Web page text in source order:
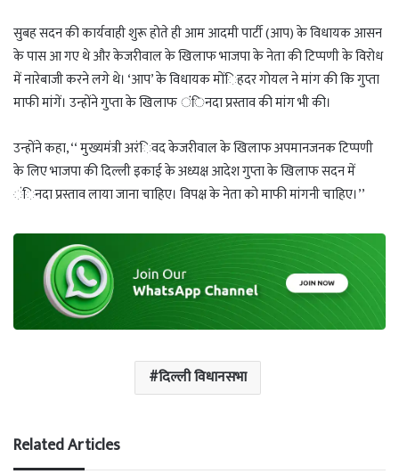
सुबह सदन की कार्यवाही शुरू होते ही आम आदमी पार्टी (आप) के विधायक आसन
के पास आ गए थे और केजरीवाल के खिलाफ भाजपा के नेता की टिप्पणी के विरोध
में नारेबाजी करने लगे थे। ‘आप’ के विधायक मोंिहदर गोयल ने मांग की कि गुप्ता
माफी मांगें। उन्होंने गुप्ता के खिलाफ ंिनदा प्रस्ताव की मांग भी की।
उन्होंने कहा, ‘‘ मुख्यमंत्री अरंिवद केजरीवाल के खिलाफ अपमानजनक टिप्पणी
के लिए भाजपा की दिल्ली इकाई के अध्यक्ष आदेश गुप्ता के खिलाफ सदन में
ंिनदा प्रस्ताव लाया जाना चाहिए। विपक्ष के नेता को माफी मांगनी चाहिए।’’
दिल्ली विधानसभा
Related Articles